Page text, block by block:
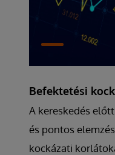
Befektetési
A kereskedés
és pontos
kockázati